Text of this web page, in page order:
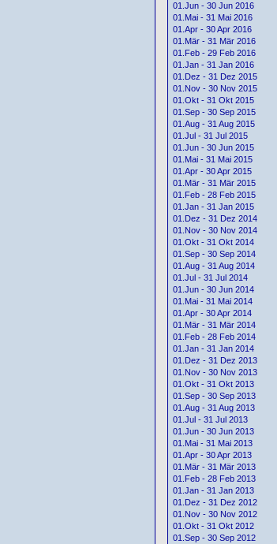
01.Jun - 30 Jun 2016
01.Mai - 31 Mai 2016
01.Apr - 30 Apr 2016
01.Mär - 31 Mär 2016
01.Feb - 29 Feb 2016
01.Jan - 31 Jan 2016
01.Dez - 31 Dez 2015
01.Nov - 30 Nov 2015
01.Okt - 31 Okt 2015
01.Sep - 30 Sep 2015
01.Aug - 31 Aug 2015
01.Jul - 31 Jul 2015
01.Jun - 30 Jun 2015
01.Mai - 31 Mai 2015
01.Apr - 30 Apr 2015
01.Mär - 31 Mär 2015
01.Feb - 28 Feb 2015
01.Jan - 31 Jan 2015
01.Dez - 31 Dez 2014
01.Nov - 30 Nov 2014
01.Okt - 31 Okt 2014
01.Sep - 30 Sep 2014
01.Aug - 31 Aug 2014
01.Jul - 31 Jul 2014
01.Jun - 30 Jun 2014
01.Mai - 31 Mai 2014
01.Apr - 30 Apr 2014
01.Mär - 31 Mär 2014
01.Feb - 28 Feb 2014
01.Jan - 31 Jan 2014
01.Dez - 31 Dez 2013
01.Nov - 30 Nov 2013
01.Okt - 31 Okt 2013
01.Sep - 30 Sep 2013
01.Aug - 31 Aug 2013
01.Jul - 31 Jul 2013
01.Jun - 30 Jun 2013
01.Mai - 31 Mai 2013
01.Apr - 30 Apr 2013
01.Mär - 31 Mär 2013
01.Feb - 28 Feb 2013
01.Jan - 31 Jan 2013
01.Dez - 31 Dez 2012
01.Nov - 30 Nov 2012
01.Okt - 31 Okt 2012
01.Sep - 30 Sep 2012